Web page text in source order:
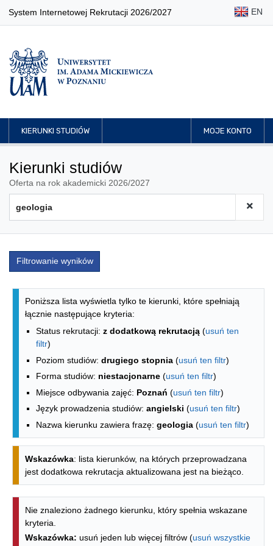
System Internetowej Rekrutacji 2026/2027 EN
KIERUNKI STUDIÓW MOJE KONTO
Kierunki studiów
Oferta na rok akademicki 2026/2027
Filtrowanie wyników
Lista kierunków - indeks alfabetyczny
Poniższa lista wyświetla tylko te kierunki, które spełniają
łącznie następujące kryteria:
Status rekrutacji: z dodatkową rekrutacją (usuń ten
filtr)
Poziom studiów: drugiego stopnia (usuń ten filtr)
Forma studiów: niestacjonarne (usuń ten filtr)
Miejsce odbywania zajęć: Poznań (usuń ten filtr)
Język prowadzenia studiów: angielski (usuń ten filtr)
Nazwa kierunku zawiera frazę: geologia (usuń ten filtr)
Wskazówka: lista kierunków, na których przeprowadzana
jest dodatkowa rekrutacja aktualizowana jest na bieżąco.
Nie znaleziono żadnego kierunku, który spełnia wskazane
kryteria.
Wskazówka: usuń jeden lub więcej filtrów (usuń wszystkie